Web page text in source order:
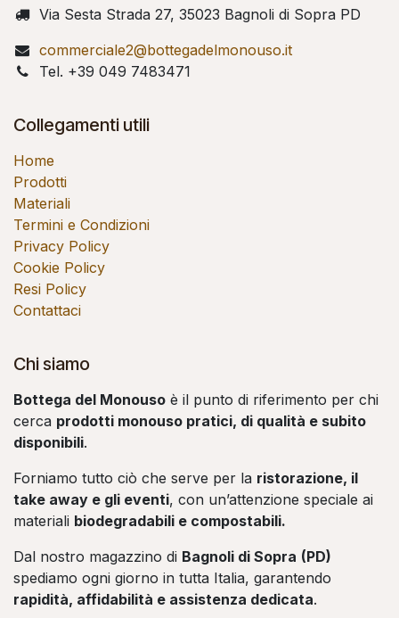
Via Sesta Strada 27, 35023 Bagnoli di Sopra PD
commerciale2@bottegadelmonouso.it
Tel. +39 049 7483471
Collegamenti utili
Home
Prodotti
Materiali
Termini e Condizioni
Privacy Policy
Cookie Policy
Resi Policy
Contattaci
Chi siamo
Bottega del Monouso è il punto di riferimento per chi
cerca prodotti monouso pratici, di qualità e subito
disponibili.
Forniamo tutto ciò che serve per la ristorazione, il
take away e gli eventi, con un’attenzione speciale ai
materiali biodegradabili e compostabili.
Dal nostro magazzino di Bagnoli di Sopra (PD)
spediamo ogni giorno in tutta Italia, garantendo
rapidità, affidabilità e assistenza dedicata.